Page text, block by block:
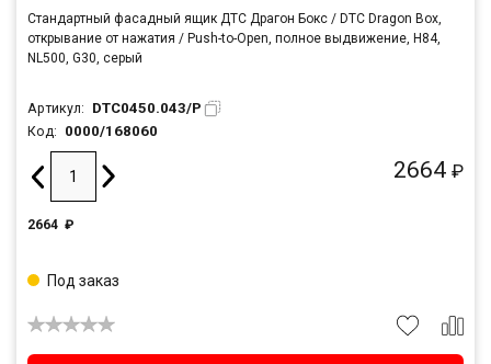
Стандартный фасадный ящик ДТС Драгон Бокс / DTC Dragon Box,
открывание от нажатия / Push-to-Open, полное выдвижение, H84,
NL500, G30, серый
Артикул: DTC0450.043/P
Код: 0000/168060
2664 ₽
2664 ₽
Под заказ